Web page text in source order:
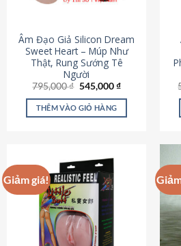
Âm Đạo Giả Silicon Dream
Sweet Heart – Múp Như
Thật, Rung Sướng Tê
Người
795,000₫ Giá
là:
795,000 ₫.
545,000₫Giá
tại
545,000 ₫.
THÊM VÀO GIỎ HÀNG
Giảm giá!